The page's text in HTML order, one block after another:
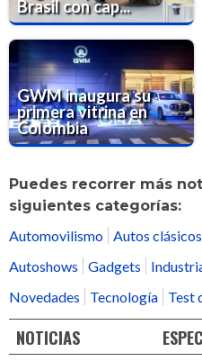
Brasil con cap...
GWM inaugura su
primera vitrina en
Colombia
Puedes recorrer más
siguientes categorías:
Automovilismo Autos clásicos
Autoshows
Gadgets
Novedades
Tecnología Test
NOTICIAS